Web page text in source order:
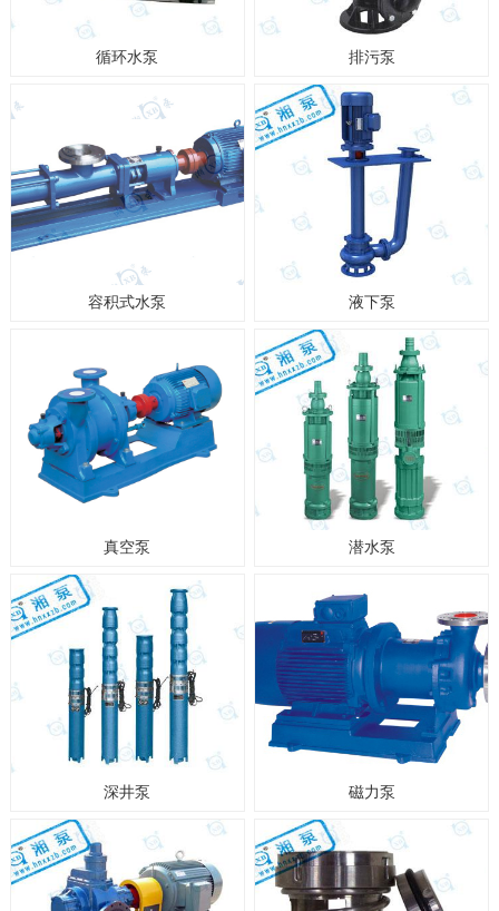
循环水泵 排污泵
容积式水泵 液下泵
真空泵 潜水泵
深井泵 磁力泵